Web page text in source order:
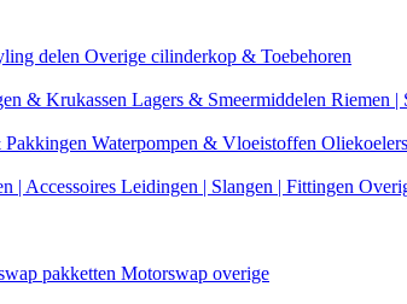
delen Overige cilinderkop & Toebehoren
& Krukassen Lagers & Smeermiddelen Riemen |
Pakkingen Waterpompen & Vloeistoffen
| Accessoires Leidingen | Slangen | Fittingen
pakketten Motorswap overige